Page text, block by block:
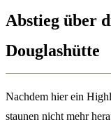
Abstieg über
Douglashütte
Nachdem hier ein
staunen nicht mehr